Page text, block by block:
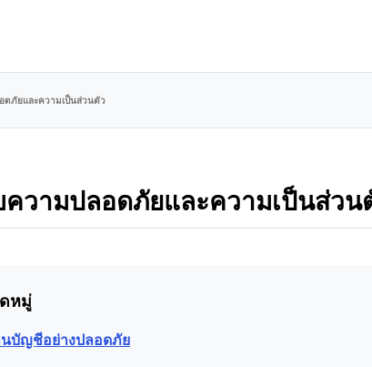
ดภัยและความเป็นส่วนตัว
ความปลอดภัยและความเป็นส่วน
หมู่
นบัญชีอย่างปลอดภัย